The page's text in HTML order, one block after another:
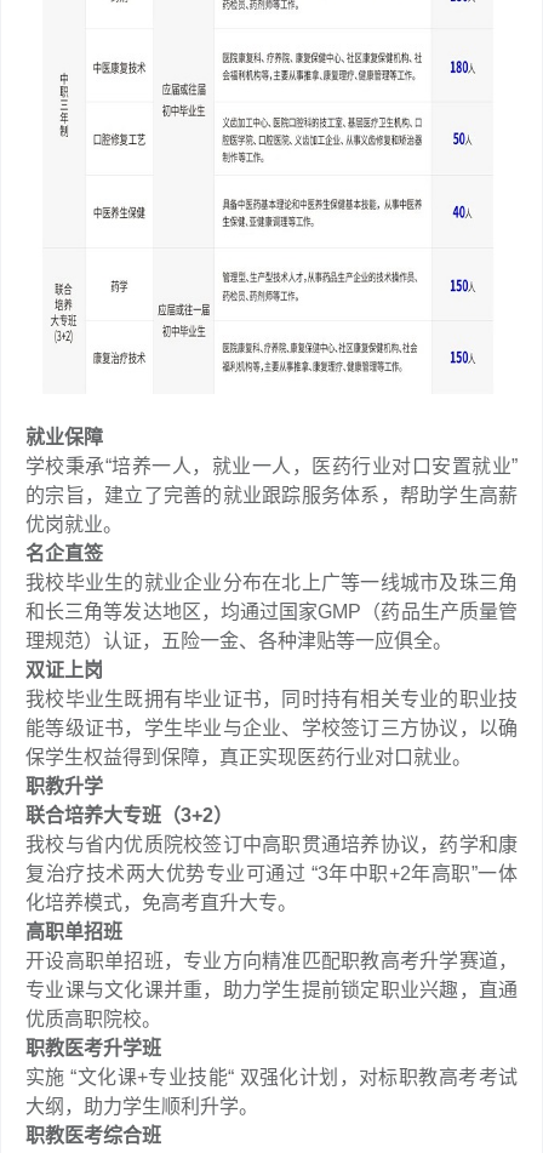
就业保障
学校秉承“培养一人，就业一人，医药行业对口安置就业”
的宗旨，建立了完善的就业跟踪服务体系，帮助学生高薪
优岗就业。
名企直签
我校毕业生的就业企业分布在北上广等一线城市及珠三角
和长三角等发达地区，均通过国家GMP（药品生产质量管
理规范）认证，五险一金、各种津贴等一应俱全。
双证上岗
我校毕业生既拥有毕业证书，同时持有相关专业的职业技
能等级证书，学生毕业与企业、学校签订三方协议，以确
保学生权益得到保障，真正实现医药行业对口就业。
职教升学
联合培养大专班（3+2）
我校与省内优质院校签订中高职贯通培养协议，药学和康
复治疗技术两大优势专业可通过 “3年中职+2年高职”一体
化培养模式，免高考直升大专。
高职单招班
开设高职单招班，专业方向精准匹配职教高考升学赛道，
专业课与文化课并重，助力学生提前锁定职业兴趣，直通
优质高职院校。
职教医考升学班
实施 “文化课+专业技能“ 双强化计划，对标职教高考考试
大纲，助力学生顺利升学。
职教医考综合班